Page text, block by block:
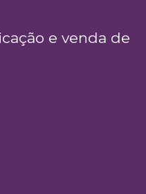
e venda de